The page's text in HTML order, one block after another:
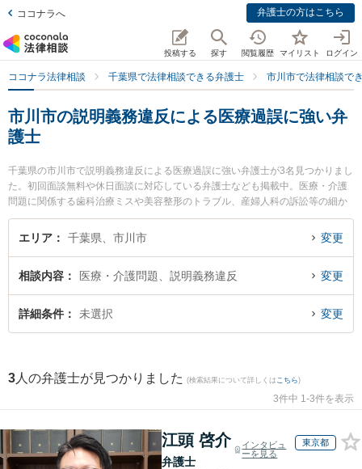
ココナラへ 弁護士の方はこちら
投稿する 探す 閲覧履歴 マイリスト ログイン
ココナラ法律相談 千葉県で法律相談できる弁護士 市川市で法律相談で
市川市の説明義務違反による医療過誤に強い弁
護士
千葉県の市川市で説明義務違反による医療過誤に強い弁護士が3名見つかりまし
た。初回面談無料や休日面談に対応している弁護士なども掲載中。医療・介護
問題に関係する歯科治療ミスや美容整形のトラブル、産婦人科の訴訟等の細か
な分野での絞り込み検索もでき便利です。特に法律事務所羅針盤の本田 真郷弁
護士やアトラス綜合法律事務所の本宮 秀樹弁護士、市川妙典法律事務所の牧 成
すぐに弁護士に相談したい』『説明義務違反による医療過誤のトラブル解決の
実績豊富な近くの弁護士を検索したい』『初回相談無料で説明義務違反による
医療過誤を法律相談できる市川市内の弁護士に相談予約したい』などでお困り
エリア 千葉県、市川市 変更
相談内容 医療・介護問題、説明義務違反 変更
詳細条件 未選択 変更
3 人の弁護士が見つかりました (検索結果について詳しくは こちら)
3件中 1-3件を表示
江頭 啓介
弁護士
インタビュ
ーを見る
東京都